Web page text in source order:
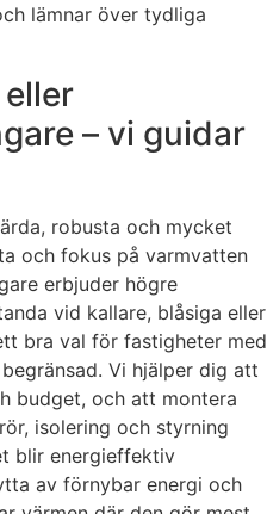
lämnar över tydliga
– vi guidar
robusta och mycket
och fokus på varmvatten
erbjuder högre
vid kallare, blåsiga eller
bra val för fastigheter med
Vi hjälper dig att
budget, och att montera
isolering och styrning
blir energieffektiv
av förnybar energi och